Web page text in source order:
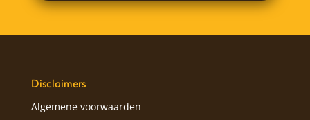
Disclaimers
Algemene voorwaarden